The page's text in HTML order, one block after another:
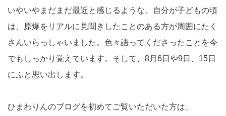
いやいやまだまだ最近と感じるような。自分が子どもの頃
は、原爆をリアルに見聞きしたことのある方が周囲にたく
さんいらっしゃいました。色々語ってくださったことを今
でもしっかり覚えています。そして、8月6日や9日、15日
にふと思い出します。
ひまわりんのブログを初めてご覧いただいた方は、